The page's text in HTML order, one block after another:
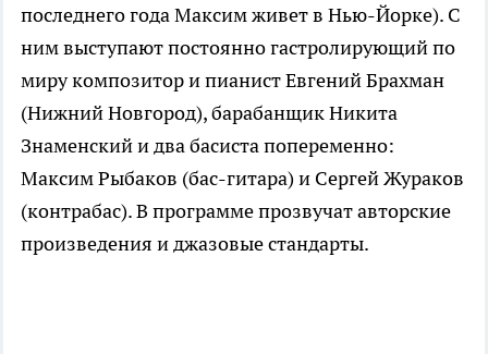
последнего года Максим живет в Нью-Йорке). С
ним выступают постоянно гастролирующий по
миру композитор и пианист Евгений Брахман
(Нижний Новгород), барабанщик Никита
Знаменский и два басиста попеременно:
Максим Рыбаков (бас-гитара) и Сергей Жураков
(контрабас). В программе прозвучат авторские
произведения и джазовые стандарты.